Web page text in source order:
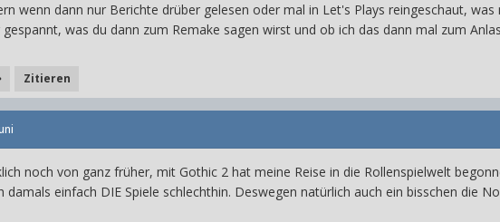
wenn dann nur Berichte drüber gelesen oder mal in Let's Plays reingeschaut,
was du dann zum Remake sagen wirst und ob ich das dann mal zum
Zitieren
noch von ganz früher, mit Gothic 2 hat meine Reise in die Rollenspielwelt
damals einfach DIE Spiele schlechthin. Deswegen natürlich auch ein bisschen die